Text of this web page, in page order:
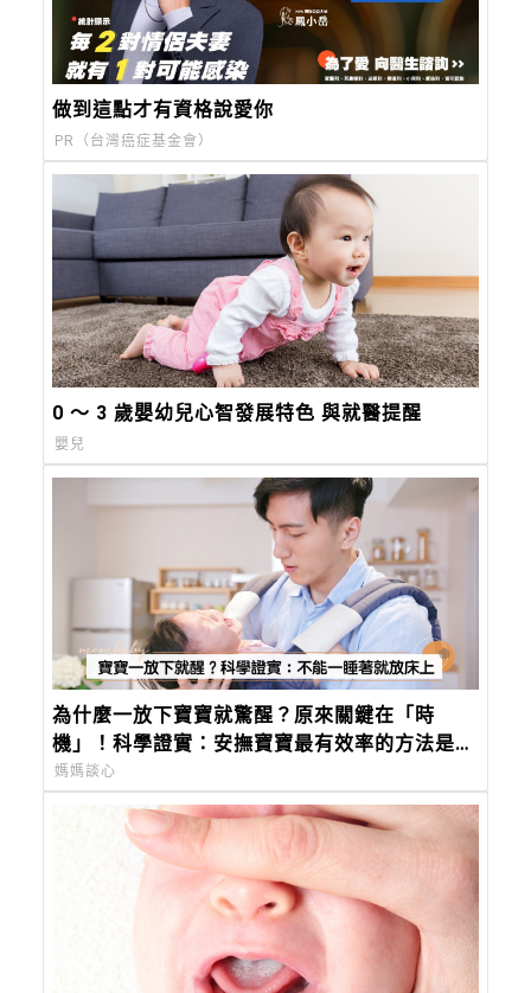
做到這點才有資格說愛你
PR（台灣癌症基金會）
0 ～ 3 歲嬰幼兒心智發展特色 與就醫提醒
嬰兒
為什麼一放下寶寶就驚醒？原來關鍵在「時
機」！科學證實：安撫寶寶最有效率的方法是這
個
媽媽談心